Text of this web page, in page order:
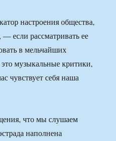
настроения общества,
если рассматривать ее
в мельчайших
музыкальные критики,
чувствует себя наша
что мы слушаем
наполнена